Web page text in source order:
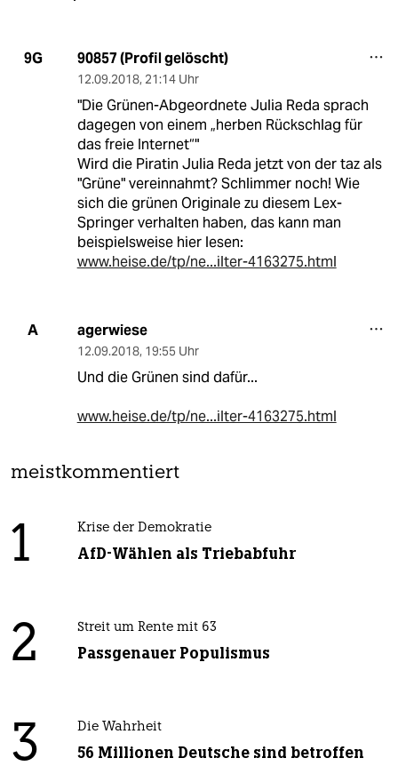
9G 90857 (Profil gelöscht)
12.09.2018, 21:14 Uhr
"Die Grünen-Abgeordnete Julia Reda sprach
dagegen von einem „herben Rückschlag für
das freie Internet“"
Wird die Piratin Julia Reda jetzt von der taz als
"Grüne" vereinnahmt? Schlimmer noch! Wie
sich die grünen Originale zu diesem Lex-
Springer verhalten haben, das kann man
beispielsweise hier lesen:
www.heise.de/tp/ne...ilter-4163275.html
A agerwiese
12.09.2018, 19:55 Uhr
Und die Grünen sind dafür...
www.heise.de/tp/ne...ilter-4163275.html
meistkommentiert
1 Krise der Demokratie
AfD-Wählen als Triebabfuhr
2 Streit um Rente mit 63
Passgenauer Populismus
3 Die Wahrheit
56 Millionen Deutsche sind betroffen